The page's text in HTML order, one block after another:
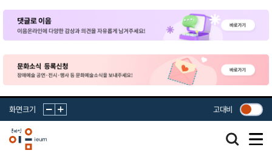
화면크기 고대비